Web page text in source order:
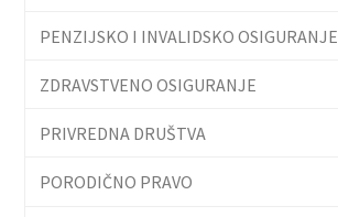
PENZIJSKO I INVALIDSKO OSIGURANJE
ZDRAVSTVENO OSIGURANJE
PRIVREDNA DRUŠTVA
PORODIČNO PRAVO